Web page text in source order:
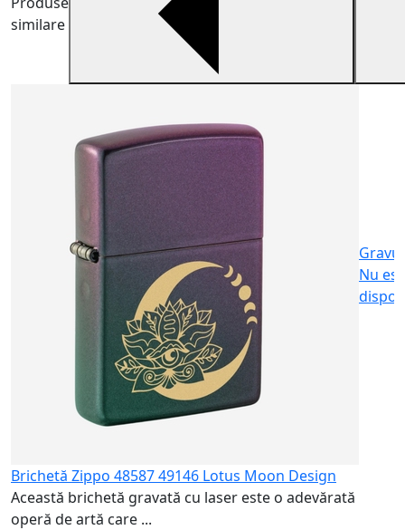
similare
Nu
Brichetă Zippo 48587 49146 Lotus Moon Design
Această brichetă gravată cu laser este o adevărată
operă de artă care ...